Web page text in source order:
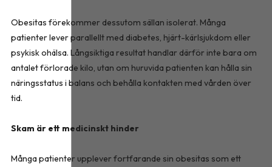
Obesitas förekommer dessutom sällan isolerat. Många
patienter lever parallellt med diabetes, hjärt-kärlsjukdom eller
psykisk ohälsa. Långsiktiga resultat handlar därför inte bara om
antalet förlorade kilo, utan om huruvida patienten kan hålla sin
näringsstatus i balans och behålla kontakten med vården över
tid.
Skam är ett medicinskt hinder
Många patienter upplever fortfarande sin obesitas som ett